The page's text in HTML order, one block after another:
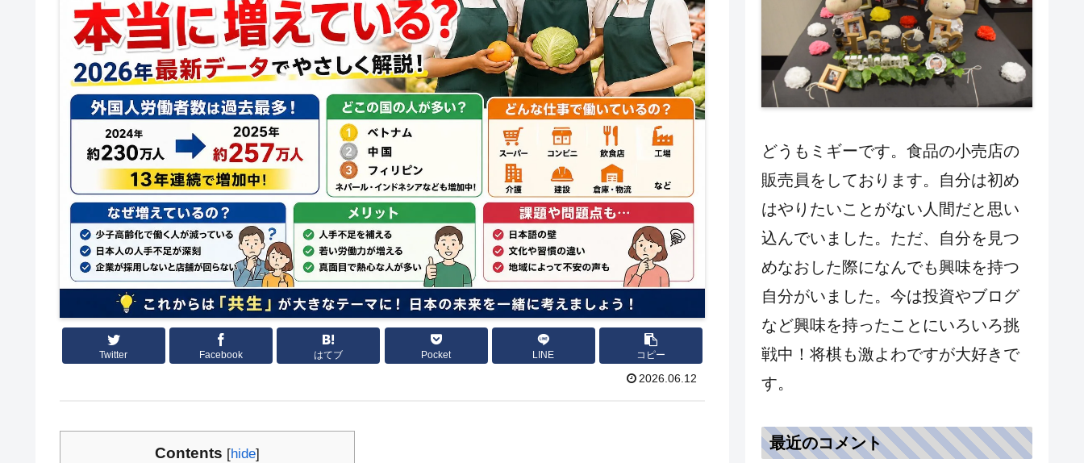
Twitter Facebook はてブ Pocket LINE コピー
2026.06.12
Contents [hide]
どうもミギーです。食品の小売店の
販売員をしております。自分は初め
はやりたいことがない人間だと思い
込んでいました。ただ、自分を見つ
めなおした際になんでも興味を持つ
自分がいました。今は投資やブログ
など興味を持ったことにいろいろ挑
戦中！将棋も激よわですが大好きで
す。
最近のコメント